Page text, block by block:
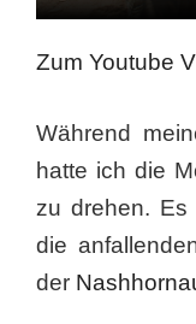
Zum Youtube
Während
hatte ich die
zu drehen. Es
die
der